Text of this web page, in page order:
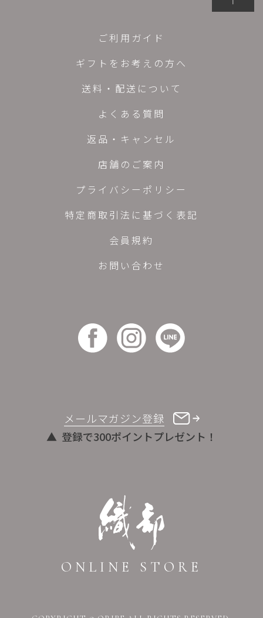
ONLINE STORE
メールマガジン登録
登録で300ポイントプレゼント！
ご利用ガイド
ギフトをお考えの方へ
送料・配送について
よくある質問
返品・キャンセル
店舗のご案内
プライバシーポリシー
特定商取引法に基づく表記
会員規約
お問い合わせ